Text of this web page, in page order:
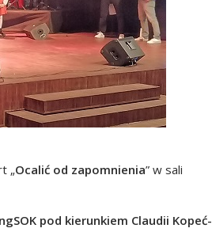
„Ocalić od zapomnienia” w sali
pod kierunkiem Claudii Kopeć-